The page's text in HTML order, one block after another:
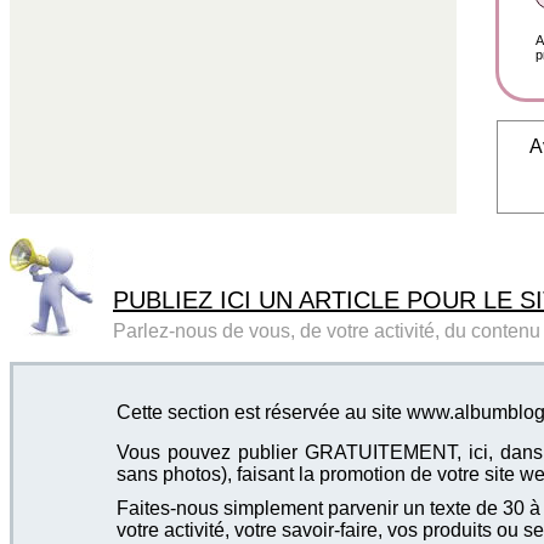
PUBLIEZ ICI UN ARTICLE POUR LE
Parlez-nous de vous, de votre activité, du
Cette section est réservée au site
Vous pouvez publier GRATUITEMENT, ici,
sans photos), faisant la promotion de votre site
Faites-nous simplement parvenir un texte de 30
votre activité, votre savoir-faire, vos produits ou